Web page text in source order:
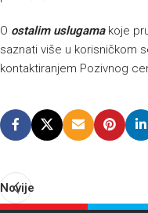
O ostalim uslugamakoje
saznati više u korisničkom
kontaktiranjem Pozivnog
Novije